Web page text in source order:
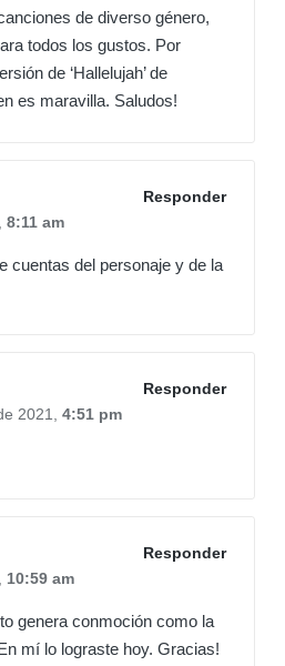
de diverso género,
todos los gustos. Por
de ‘Hallelujah’ de
es maravilla. Saludos!
Responder
8:11 am
cuentas del personaje y de la
Responder
2021, 4:51 pm
Responder
10:59 am
genera conmoción como la
mí lo lograste hoy. Gracias!